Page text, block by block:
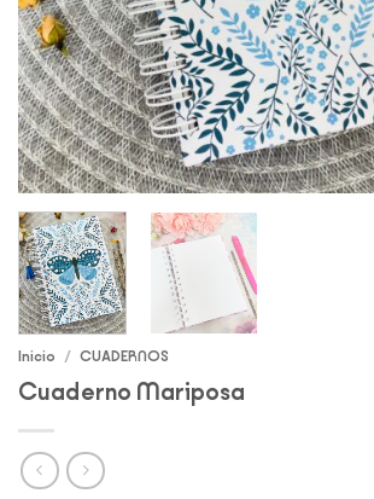
Inicio / CUADERNOS
Cuaderno Mariposa